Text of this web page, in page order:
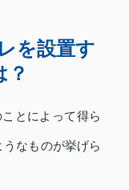
を設置す
？
とによって得ら
なものが挙げら